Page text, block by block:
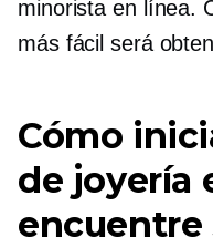
minorista en línea.
más fácil será
Cómo
de joyería
encuentre